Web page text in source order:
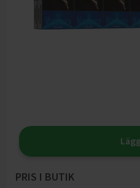
PRIS I BUTIK